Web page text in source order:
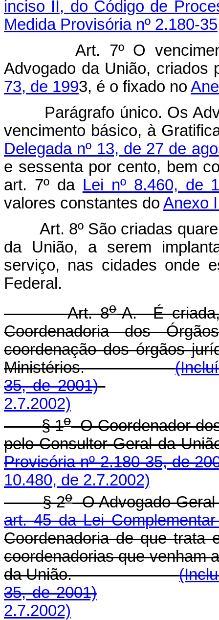
inciso II, do Código de
Medida Provisória nº 2.180-
Art. 7º O
Advogado da União, criados
73, de 1993, é o fixado no
Parágrafo único. Os
vencimento básico, à
Delegada nº 13, de 27 de
e sessenta por cento, bem
art. 7º da Lei nº 8.460, de
valores constantes do Anexo
Art. 8º São criadas
da União, a serem
serviço, nas cidades onde
Federal.
Art. 8o-A. É criada,
Coordenadoria dos
coordenação dos órgãos
Ministérios.
35, de 2001)
2.7.2002)
§ 1oO Coordenador
pelo Consultor-
Provisória nº 2.180-35, de
10.480, de 2.7.2002)
§ 2oO Advogado-Geral
art. 45 da Lei
Coordenadoria de que trata
coordenadorias que venham
da União.
35, de 2001)
2.7.2002)